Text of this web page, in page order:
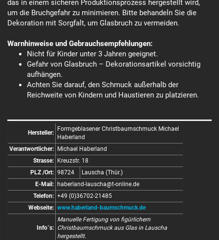
das in einem sicheren Produktionsprozess hergestellt wird,
um die Bruchgefahr zu minimieren. Bitte behandeln Sie die
Dekoration mit Sorgfalt, um Glasbruch zu vermeiden.
Warnhinweise und Gebrauchsempfehlungen:
Nicht für Kinder unter 3 Jahren geeignet.
Gefahr von Glasbruch – Dekorationsartikel vorsichtig
aufhängen.
Achten Sie darauf, den Schmuck außerhalb der
Reichweite von Kindern und Haustieren zu platzieren.
Hersteller:
Formgeblasener Christbaumschmuck Michael
Haberland
Verantwortlicher:
Michael Haberland
Strasse:
Kreuzstr. 18
PLZ /Ort: 98724
Lauscha (Thür.)
E-Mail:
haberland-lauscha@t-online.de
Telefon: +49 (0)36702-21485
Webseite: www.haberland-baumschmuck.de
Info`s:
Manuelle Fertigung von figürlichem
Christbaumschmuck aus Glas in Lauscha
hergestellt.